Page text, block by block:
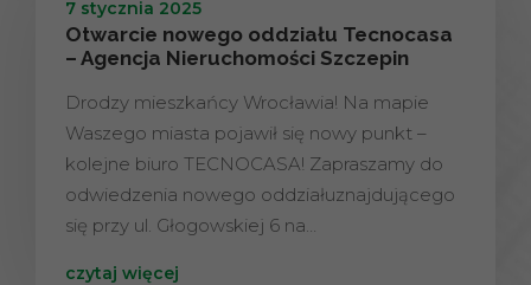
7 stycznia 2025
Otwarcie nowego oddziału Tecnocasa
– Agencja Nieruchomości Szczepin
Drodzy mieszkańcy Wrocławia! Na mapie
Waszego miasta pojawił się nowy punkt –
kolejne biuro TECNOCASA! Zapraszamy do
odwiedzenia nowego oddziałuznajdującego
się przy ul. Głogowskiej 6 na…
czytaj więcej